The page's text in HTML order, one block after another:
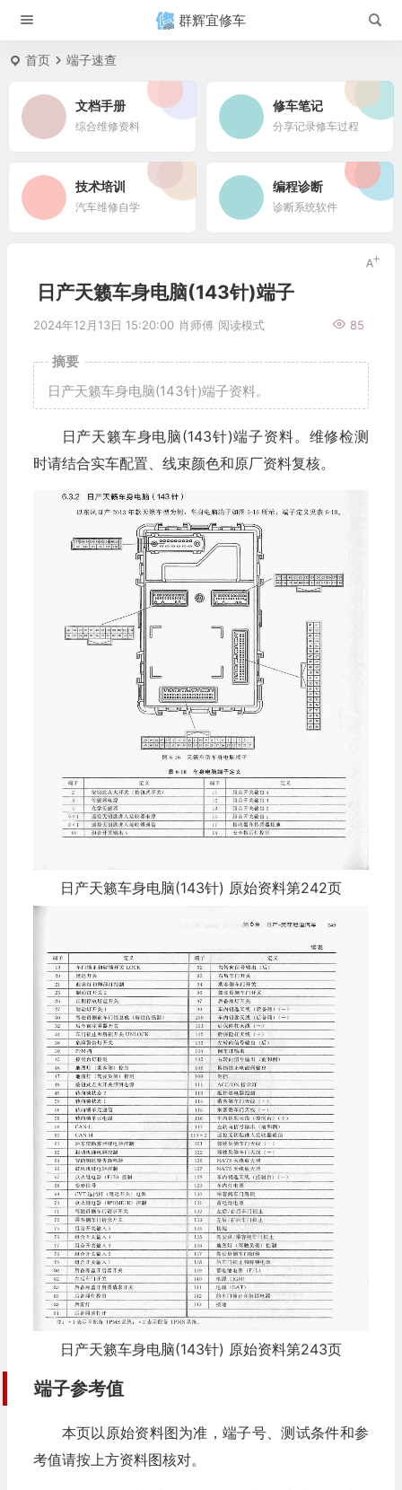
群辉宜修车
首页 端子速查
文档手册
综合维修资料
修车笔记
分享记录修车过程
技术培训
汽车维修自学
编程诊断
诊断系统软件
日产天籁车身电脑(143针)端子
2024年12月13日 15:20:00 肖师傅 85
阅读模式
摘要
日产天籁车身电脑(143针)端子资料。
日产天籁车身电脑(143针)端子资料。维修检测
时请结合实车配置、线束颜色和原厂资料复核。
日产天籁车身电脑(143针) 原始资料第242页
日产天籁车身电脑(143针) 原始资料第243页
端子参考值
本页以原始资料图为准，端子号、测试条件和参
考值请按上方资料图核对。